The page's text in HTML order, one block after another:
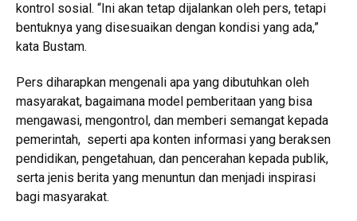
kontrol sosial. “Ini akan tetap dijalankan oleh pers, tetapi
bentuknya yang disesuaikan dengan kondisi yang ada,”
kata Bustam.
Pers diharapkan mengenali apa yang dibutuhkan oleh
masyarakat, bagaimana model pemberitaan yang bisa
mengawasi, mengontrol, dan memberi semangat kepada
pemerintah, seperti apa konten informasi yang beraksen
pendidikan, pengetahuan, dan pencerahan kepada publik,
serta jenis berita yang menuntun dan menjadi inspirasi
bagi masyarakat.